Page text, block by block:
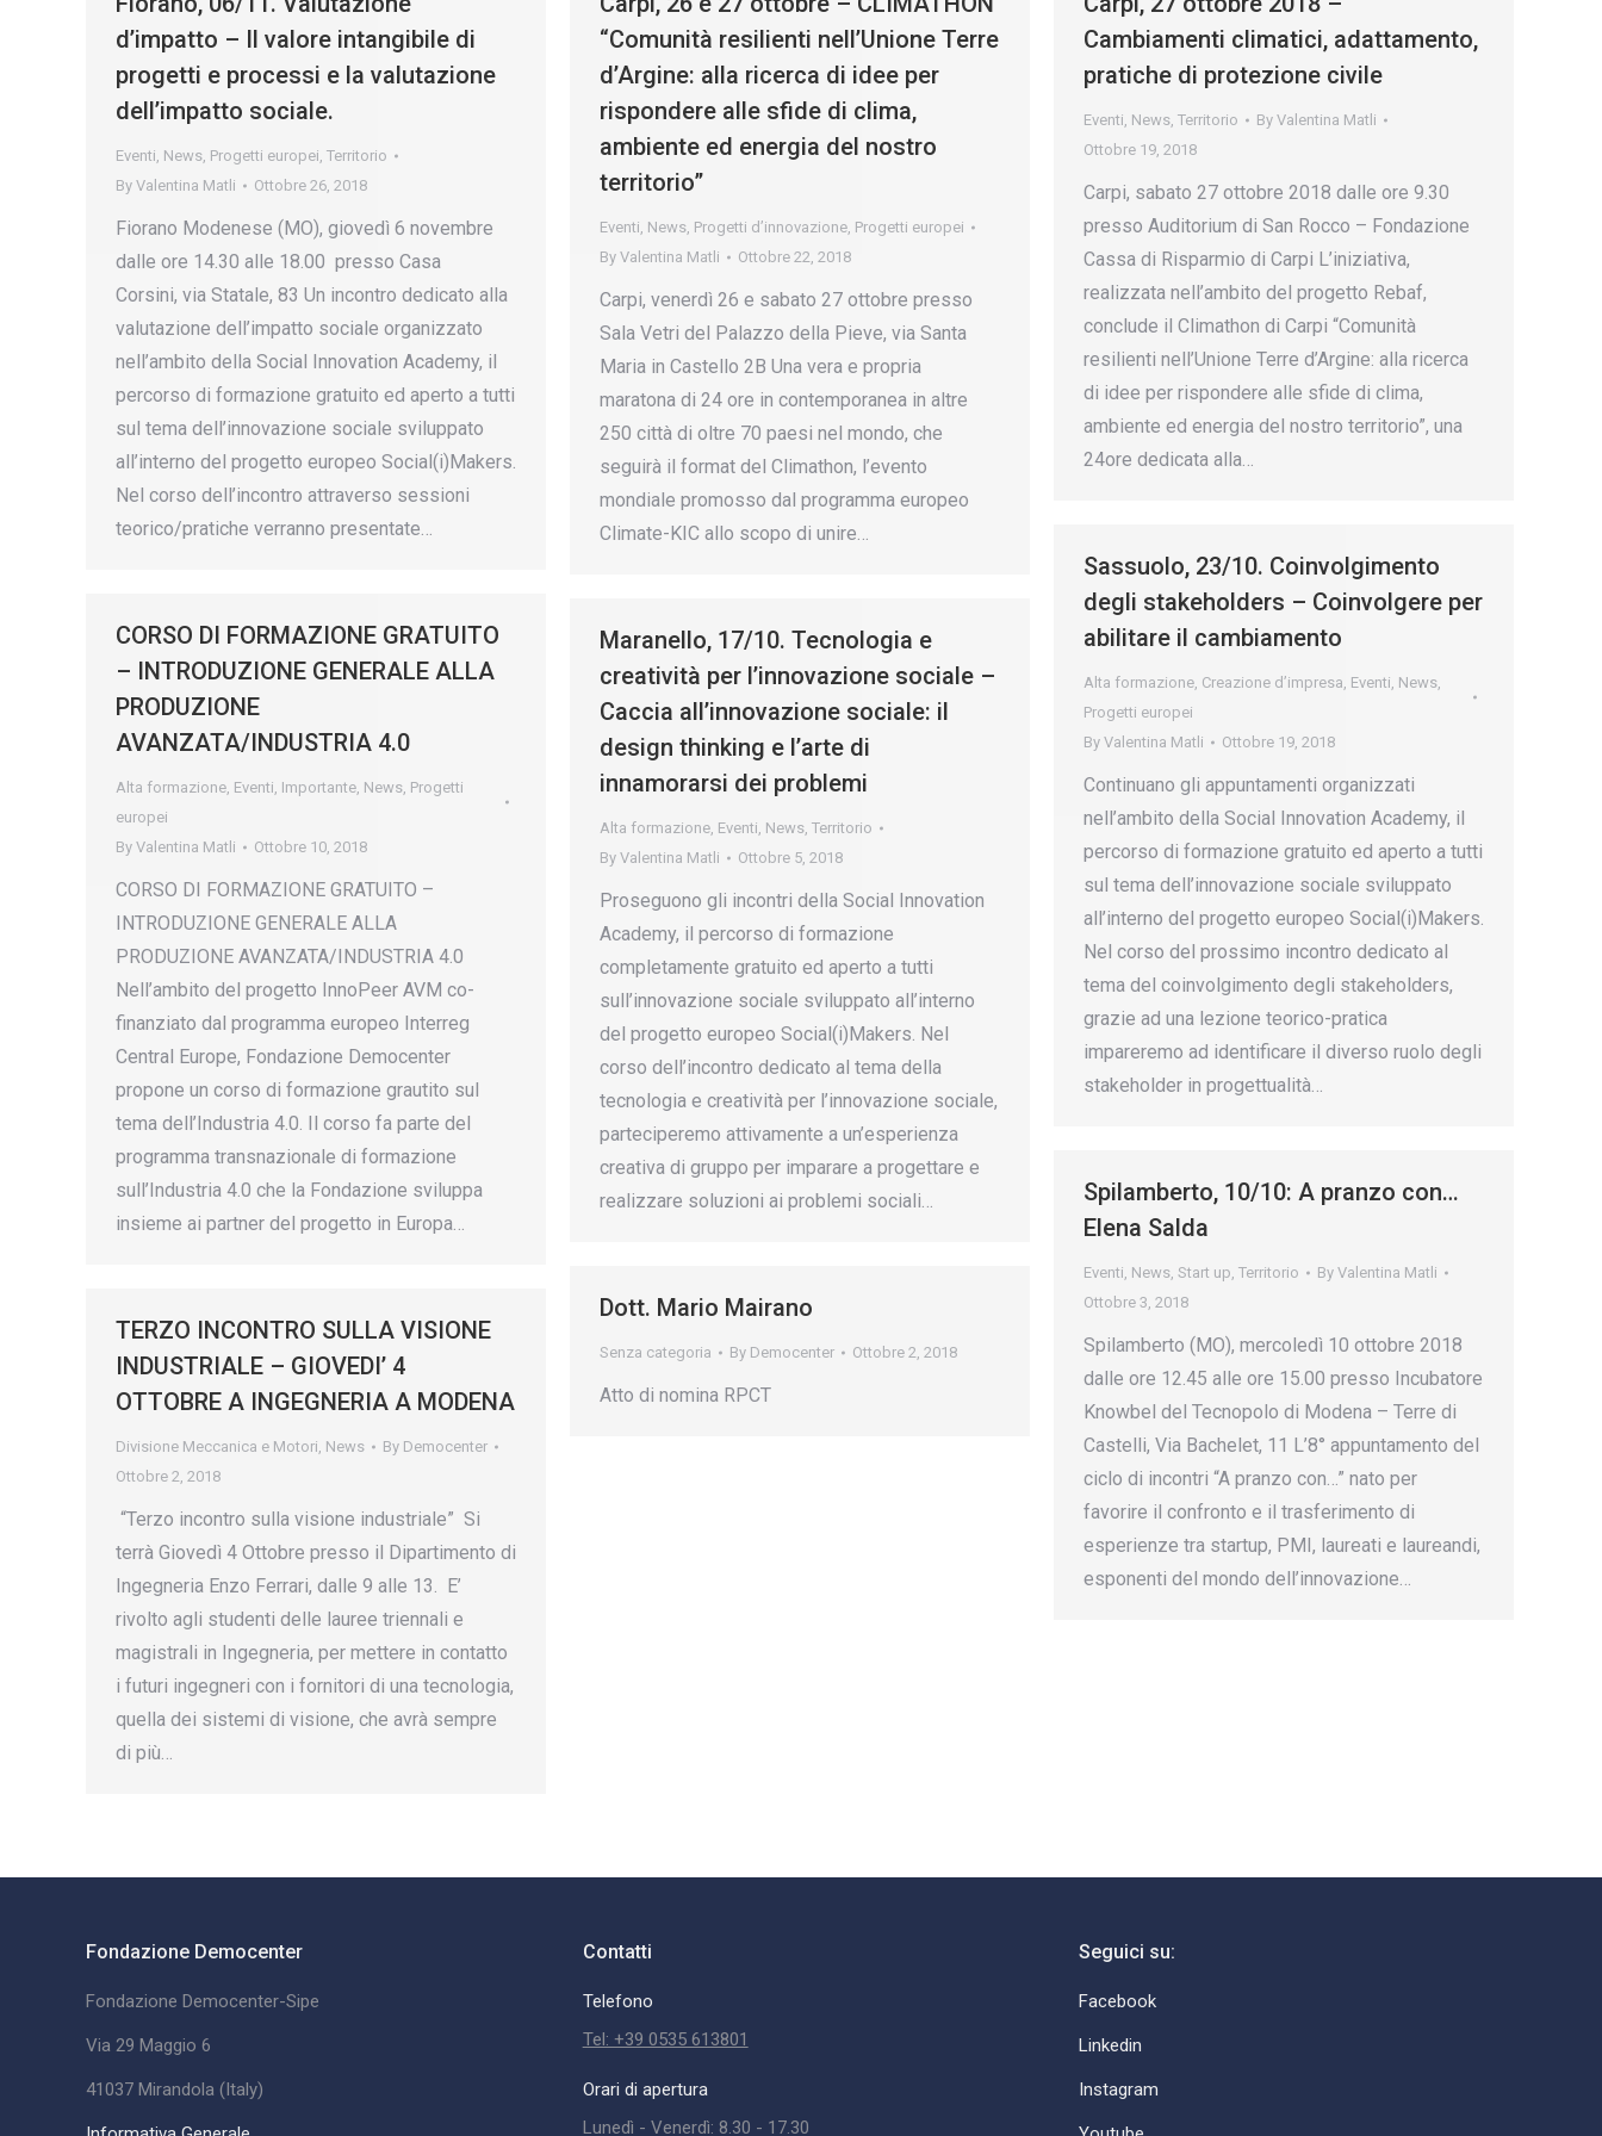
d’impatto – Il valore intangibile di
progetti e processi e la valutazione
dell’impatto sociale.
Eventi, News, Progetti europei, Territorio
By Valentina Matli Ottobre 26, 2018
Fiorano Modenese (MO), giovedì 6 novembre
dalle ore 14.30 alle 18.00 presso Casa
Corsini, via Statale, 83 Un incontro dedicato alla
valutazione dell’impatto sociale organizzato
nell’ambito della Social Innovation Academy, il
percorso di formazione gratuito ed aperto a tutti
sul tema dell’innovazione sociale sviluppato
all’interno del progetto europeo Social(i)Makers.
Nel corso dell’incontro attraverso sessioni
teorico/pratiche verranno presentate…
“Comunità resilienti nell’Unione Terre
d’Argine: alla ricerca di idee per
rispondere alle sfide di clima,
ambiente ed energia del nostro
territorio”
Eventi, News, Progetti d’innovazione, Progetti europei
By Valentina Matli Ottobre 22, 2018
Carpi, venerdì 26 e sabato 27 ottobre presso
Sala Vetri del Palazzo della Pieve, via Santa
Maria in Castello 2B Una vera e propria
maratona di 24 ore in contemporanea in altre
250 città di oltre 70 paesi nel mondo, che
seguirà il format del Climathon, l’evento
mondiale promosso dal programma europeo
Climate-KIC allo scopo di unire…
Cambiamenti climatici, adattamento,
pratiche di protezione civile
Eventi, News, Territorio By Valentina Matli
Ottobre 19, 2018
Carpi, sabato 27 ottobre 2018 dalle ore 9.30
presso Auditorium di San Rocco – Fondazione
Cassa di Risparmio di Carpi L’iniziativa,
realizzata nell’ambito del progetto Rebaf,
conclude il Climathon di Carpi “Comunità
resilienti nell’Unione Terre d’Argine: alla ricerca
di idee per rispondere alle sfide di clima,
ambiente ed energia del nostro territorio”, una
24ore dedicata alla…
Sassuolo, 23/10. Coinvolgimento
degli stakeholders – Coinvolgere per
abilitare il cambiamento
Alta formazione, Creazione d’impresa, Eventi, News,
Progetti europei
By Valentina Matli Ottobre 19, 2018
Continuano gli appuntamenti organizzati
nell’ambito della Social Innovation Academy, il
percorso di formazione gratuito ed aperto a tutti
sul tema dell’innovazione sociale sviluppato
all’interno del progetto europeo Social(i)Makers.
Nel corso del prossimo incontro dedicato al
tema del coinvolgimento degli stakeholders,
grazie ad una lezione teorico-pratica
impareremo ad identificare il diverso ruolo degli
stakeholder in progettualità…
CORSO DI FORMAZIONE GRATUITO
– INTRODUZIONE GENERALE ALLA
PRODUZIONE
AVANZATA/INDUSTRIA 4.0
Alta formazione, Eventi, Importante, News, Progetti
europei
By Valentina Matli Ottobre 10, 2018
CORSO DI FORMAZIONE GRATUITO –
INTRODUZIONE GENERALE ALLA
PRODUZIONE AVANZATA/INDUSTRIA 4.0
Nell’ambito del progetto InnoPeer AVM co-
finanziato dal programma europeo Interreg
Central Europe, Fondazione Democenter
propone un corso di formazione grautito sul
tema dell’Industria 4.0. Il corso fa parte del
programma transnazionale di formazione
sull’Industria 4.0 che la Fondazione sviluppa
insieme ai partner del progetto in Europa…
Maranello, 17/10. Tecnologia e
creatività per l’innovazione sociale –
Caccia all’innovazione sociale: il
design thinking e l’arte di
innamorarsi dei problemi
Alta formazione, Eventi, News, Territorio
By Valentina Matli Ottobre 5, 2018
Proseguono gli incontri della Social Innovation
Academy, il percorso di formazione
completamente gratuito ed aperto a tutti
sull’innovazione sociale sviluppato all’interno
del progetto europeo Social(i)Makers. Nel
corso dell’incontro dedicato al tema della
tecnologia e creatività per l’innovazione sociale,
parteciperemo attivamente a un’esperienza
creativa di gruppo per imparare a progettare e
realizzare soluzioni ai problemi sociali…
Spilamberto, 10/10: A pranzo con…
Elena Salda
Eventi, News, Start up, Territorio By Valentina Matli
Ottobre 3, 2018
Spilamberto (MO), mercoledì 10 ottobre 2018
dalle ore 12.45 alle ore 15.00 presso Incubatore
Knowbel del Tecnopolo di Modena – Terre di
Castelli, Via Bachelet, 11 L’8° appuntamento del
ciclo di incontri “A pranzo con…” nato per
favorire il confronto e il trasferimento di
esperienze tra startup, PMI, laureati e laureandi,
esponenti del mondo dell’innovazione…
Dott. Mario Mairano
Senza categoria By Democenter Ottobre 2, 2018
Atto di nomina RPCT
TERZO INCONTRO SULLA VISIONE
INDUSTRIALE – GIOVEDI’ 4
OTTOBRE A INGEGNERIA A MODENA
Divisione Meccanica e Motori, News By Democenter
Ottobre 2, 2018
“Terzo incontro sulla visione industriale” Si
terrà Giovedì 4 Ottobre presso il Dipartimento di
Ingegneria Enzo Ferrari, dalle 9 alle 13. E’
rivolto agli studenti delle lauree triennali e
magistrali in Ingegneria, per mettere in contatto
i futuri ingegneri con i fornitori di una tecnologia,
quella dei sistemi di visione, che avrà sempre
di più…
Fondazione Democenter
Fondazione Democenter-Sipe
Via 29 Maggio 6
41037 Mirandola (Italy)
Contatti
Telefono
Tel: +39 0535 613801
Orari di apertura
Lunedì - Venerdì: 8.30 - 17.30
Seguici su:
Facebook
Linkedin
Instagram